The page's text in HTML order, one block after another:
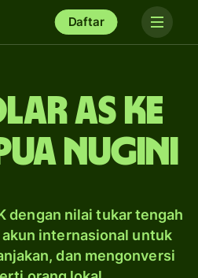
Daftar
AS ke
Nugini
dengan nilai tukar tengah
akun internasional untuk
dan mengonversi